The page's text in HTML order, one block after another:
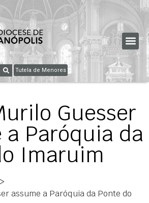
Tutela de Menores
Guesser
a Paróquia da
Imaruim
>
assume a Paróquia da Ponte do